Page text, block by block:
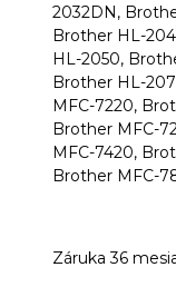
2032DN,
Brother HL-
HL-2050,
Brother HL-
MFC-7220,
Brother MFC-
MFC-7420,
Brother MFC-
Záruka 36